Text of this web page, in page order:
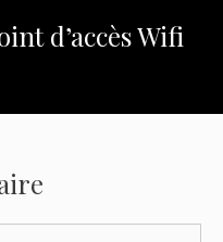
d’accès Wifi